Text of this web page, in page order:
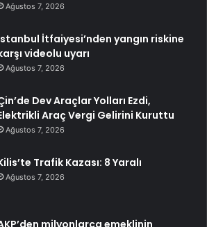
Ağustos 7, 2026
İtfaiyesi’nden yangın riskine
videolu uyarı
Ağustos 7, 2026
Dev Araçlar Yolları Ezdi,
Araç Vergi Gelirini Kuruttu
Ağustos 7, 2026
Trafik Kazası: 8 Yaralı
Ağustos 7, 2026
milyonlarca emeklinin